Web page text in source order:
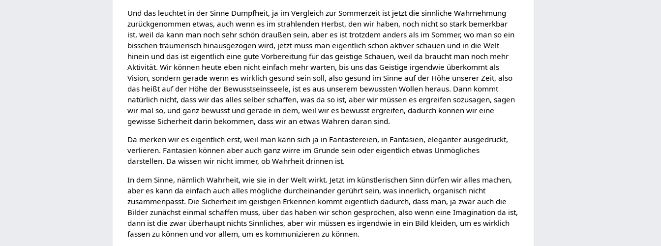
Und das leuchtet in der Sinne Dumpfheit, ja im Vergleich zur Sommerzeit ist jetzt die sinnliche Wahrnehmung
zurückgenommen etwas, auch wenn es im strahlenden Herbst, den wir haben, noch nicht so stark bemerkbar
ist, weil da kann man noch sehr schön draußen sein, aber es ist trotzdem anders als im Sommer, wo man so ein
bisschen träumerisch hinausgezogen wird, jetzt muss man eigentlich schon aktiver schauen und in die Welt
hinein und das ist eigentlich eine gute Vorbereitung für das geistige Schauen, weil da braucht man noch mehr
Aktivität. Wir können heute eben nicht einfach mehr warten, bis uns das Geistige irgendwie überkommt als
Vision, sondern gerade wenn es wirklich gesund sein soll, also gesund im Sinne auf der Höhe unserer Zeit, also
das heißt auf der Höhe der Bewusstseinsseele, ist es aus unserem bewussten Wollen heraus. Dann kommt
natürlich nicht, dass wir das alles selber schaffen, was da so ist, aber wir müssen es ergreifen sozusagen, sagen
wir mal so, und ganz bewusst und gerade in dem, weil wir es bewusst ergreifen, dadurch können wir eine
gewisse Sicherheit darin bekommen, dass wir an etwas Wahren daran sind.
Da merken wir es eigentlich erst, weil man kann sich ja in Fantastereien, in Fantasien, eleganter ausgedrückt,
verlieren. Fantasien können aber auch ganz wirre im Grunde sein oder eigentlich etwas Unmögliches
darstellen. Da wissen wir nicht immer, ob Wahrheit drinnen ist.
In dem Sinne, nämlich Wahrheit, wie sie in der Welt wirkt. Jetzt im künstlerischen Sinn dürfen wir alles machen,
aber es kann da einfach auch alles mögliche durcheinander gerührt sein, was innerlich, organisch nicht
zusammenpasst. Die Sicherheit im geistigen Erkennen kommt eigentlich dadurch, dass man, ja zwar auch die
Bilder zunächst einmal schaffen muss, über das haben wir schon gesprochen, also wenn eine Imagination da ist,
dann ist die zwar überhaupt nichts Sinnliches, aber wir müssen es irgendwie in ein Bild kleiden, um es wirklich
fassen zu können und vor allem, um es kommunizieren zu können.